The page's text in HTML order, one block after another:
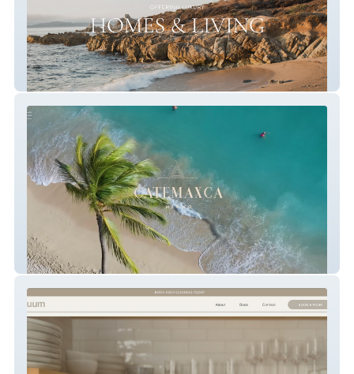
The Malone Hodges Team
CATEMAXCA